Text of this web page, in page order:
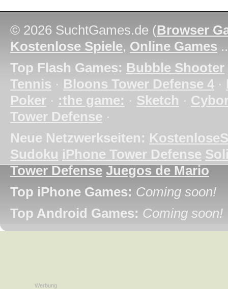
© 2026 SuchtGames.de (Browser
Kostenlose Spiele, Online Games
Top Flash Games: Bubble Shooter
Tennis · Bloons Tower Defense 4 ·
Poker · :the game: · Sketch ·
Tower Defense ·
Neue Netzwerkseiten:
Sudoku iPhone Tower Defense
Tower Defense Juegos de Mario
Top iPhone Games: Coming soon!
Top Android Games: Coming soon!
Werbung